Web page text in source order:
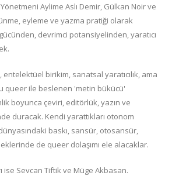
Aylime Aslı Demir, Gülkan Noir ve
eyleme ve yazma pratiği olarak
devrimci potansiyelinden, yaratıcı
entelektüel birikim, sanatsal yaratıcılık, ama
queer ile beslenen 'metin bükücü'
boyunca çeviri, editörlük, yazın ve
duracak. Kendi yarattıkları otonom
baskı, sansür, otosansür,
de queer dolaşımı ele alacaklar.
ise Sevcan Tiftik ve Müge Akbasan.